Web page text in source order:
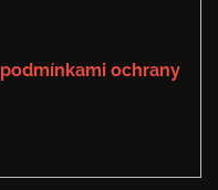
podmínkami ochrany